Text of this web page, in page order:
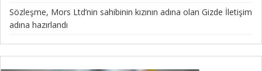
Sözleşme, Mors Ltd’nin sahibinin kızının adına olan Gizde İletişim
adına hazırlandı